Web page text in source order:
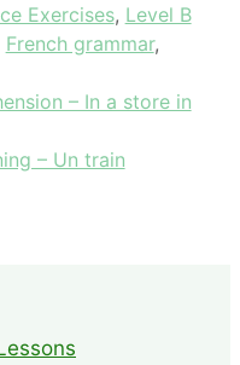
Exercises, Level B
French grammar,
– In a store in
– Un train